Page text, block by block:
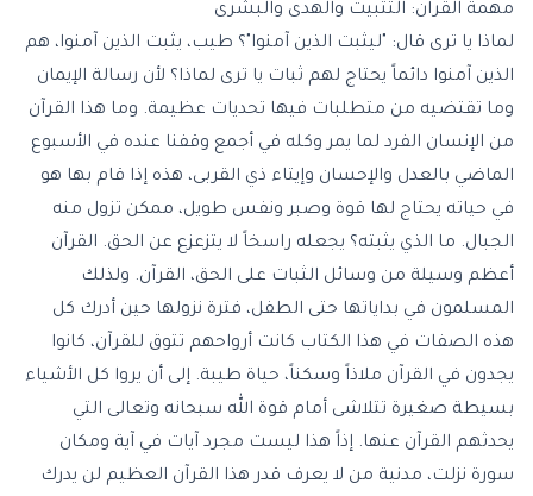
مهمة القرآن: التثبيت والهدى والبشرى
لماذا يا ترى قال: "ليثبت الذين آمنوا"؟ طيب، يثبت الذين آمنوا، هم
الذين آمنوا دائماً يحتاج لهم ثبات يا ترى لماذا؟ لأن رسالة الإيمان
وما تقتضيه من متطلبات فيها تحديات عظيمة. وما هذا القرآن
من الإنسان الفرد لما يمر وكله في أجمع وقفنا عنده في الأسبوع
الماضي بالعدل والإحسان وإيتاء ذي القربى، هذه إذا قام بها هو
في حياته يحتاج لها قوة وصبر ونفس طويل، ممكن تزول منه
الجبال. ما الذي يثبته؟ يجعله راسخاً لا يتزعزع عن الحق. القرآن
أعظم وسيلة من وسائل الثبات على الحق، القرآن. ولذلك
المسلمون في بداياتها حتى الطفل، فترة نزولها حين أدرك كل
هذه الصفات في هذا الكتاب كانت أرواحهم تتوق للقرآن، كانوا
يجدون في القرآن ملاذاً وسكناً، حياة طيبة. إلى أن يروا كل الأشياء
بسيطة صغيرة تتلاشى أمام قوة الله سبحانه وتعالى التي
يحدثهم القرآن عنها. إذاً هذا ليست مجرد آيات في آية ومكان
سورة نزلت، مدنية من لا يعرف قدر هذا القرآن العظيم لن يدرك